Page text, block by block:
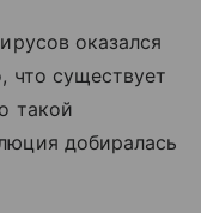
оказался
что существует
такой
добиралась